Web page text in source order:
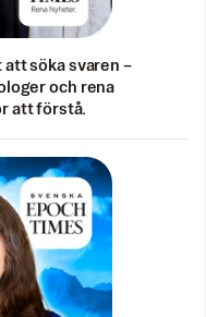
söka svaren –
och rena
att förstå.